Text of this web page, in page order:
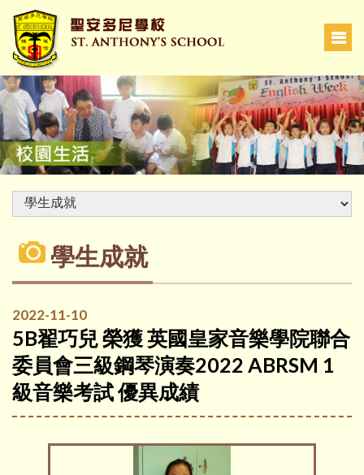
學生成就
2022-11-10
5B翟巧兒 榮獲 英國皇家音樂學院聯合
委員會三級鋼琴演奏2022 ABRSM 1
級音樂考試 優異成績